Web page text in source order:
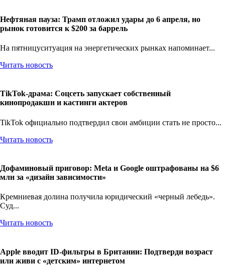
Нефтяная пауза: Трамп отложил удары до 6 апреля, но
рынок готовится к $200 за баррель
На пятницуситуация на энергетических рынках напоминает...
Читать новость
TikTok-драма: Соцсеть запускает собственный
кинопродакшн и кастинги актеров
TikTok официально подтвердил свои амбиции стать не просто...
Читать новость
Дофаминовый приговор: Meta и Google оштрафованы на $6
млн за «дизайн зависимости»
Кремниевая долина получила юридический «черный лебедь».
Суд...
Читать новость
Apple вводит ID-фильтры в Британии: Подтверди возраст
или живи с «детским» интернетом